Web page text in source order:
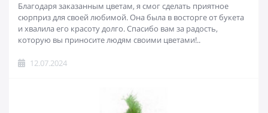
Благодаря заказанным цветам, я смог сделать приятное
сюрприз для своей любимой. Она была в восторге от букета
и хвалила его красоту долго. Спасибо вам за радость,
которую вы приносите людям своими цветами!..
12.07.2024